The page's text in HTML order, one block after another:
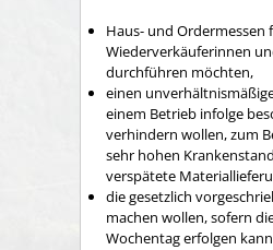
Haus- und Ordermessen
Wiederverkäuferinnen
durchführen möchten,
einen
einem Betrieb infolge
verhindern wollen, zum
sehr hohen
verspätete
die gesetzlich
machen wollen, sofern
Wochentag erfolgen